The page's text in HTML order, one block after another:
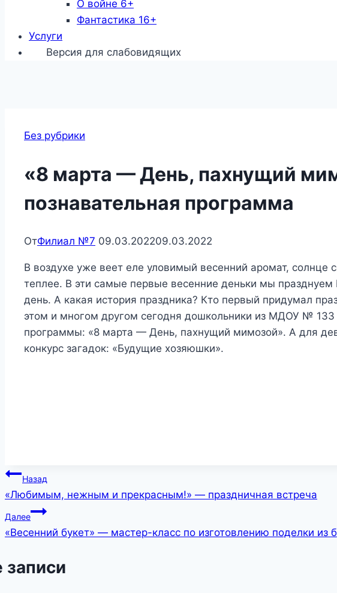
О войне 6+
Фантастика 16+
Услуги
Версия для слабовидящих
Без рубрики
«8 марта — День, пахнущий
познавательная программа
ОтФилиал №7 09.03.202209.03.2022
В воздухе уже веет еле уловимый весенний аромат, солнце
теплее. В эти самые первые весенние деньки мы
день. А какая история праздника? Кто первый придумал
этом и многом другом сегодня дошкольники из МДОУ № 133
программы: «8 марта — День, пахнущий мимозой». А для
конкурс загадок: «Будущие хозяюшки».
Навигация
по
записям
Назад
«Любимым, нежным и прекрасным!» — праздничная встреча
Далее
«Весенний букет» — мастер-класс по изготовлению поделки из